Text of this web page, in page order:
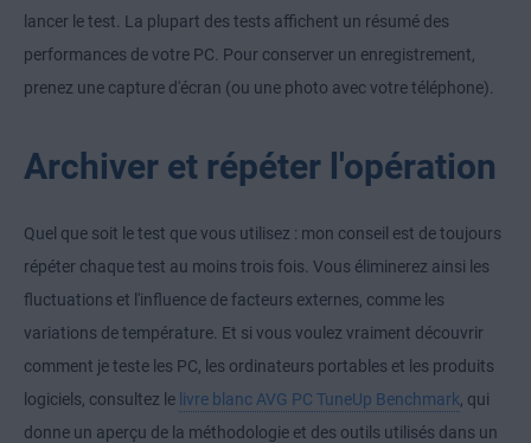
lancer le test. La plupart des tests affichent un résumé des
performances de votre PC. Pour conserver un enregistrement,
prenez une capture d'écran (ou une photo avec votre téléphone).
Archiver et répéter l'opération
Quel que soit le test que vous utilisez : mon conseil est de toujours
répéter chaque test au moins trois fois. Vous éliminerez ainsi les
fluctuations et l'influence de facteurs externes, comme les
variations de température. Et si vous voulez vraiment découvrir
comment je teste les PC, les ordinateurs portables et les produits
logiciels, consultez le livre blanc AVG PC TuneUp Benchmark, qui
donne un aperçu de la méthodologie et des outils utilisés dans un